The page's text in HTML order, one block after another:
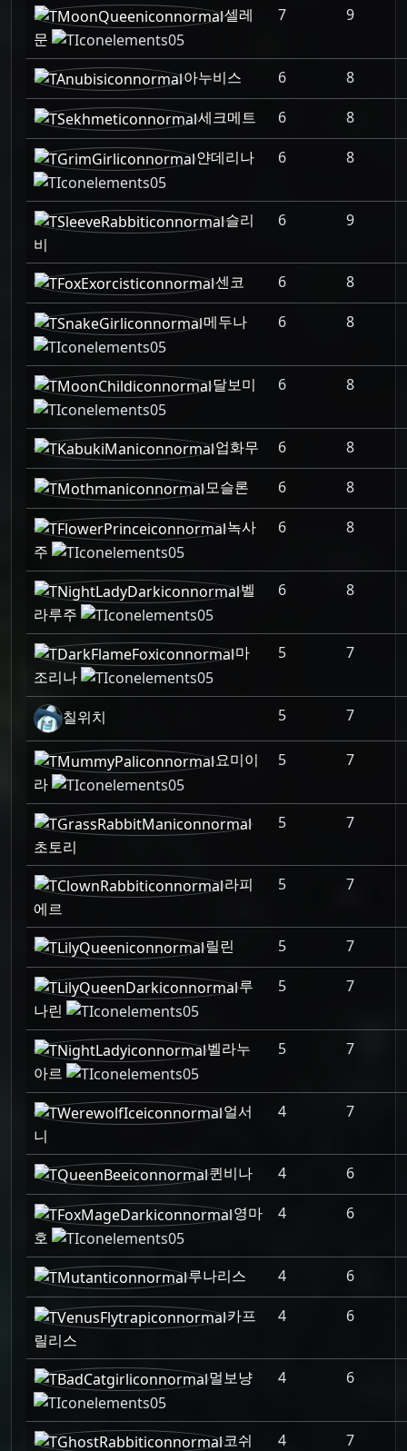
셀레
문
7 9
아누비스 6
8
세크메트
6
8
얀데리나
6 8
슬리
비
6 9
센코 6
8
메두나
6 8
달보미 6 8
업화무 6
8
모슬론
6
8
녹사
주
6 8
벨
라루주
6 8
마
조리나
5 7
칠위치 5 7
요미이
라
5 7
초토리
5 7
라피
에르
5 7
릴린 5
7
루
나린
5 7
벨라누
아르
5 7
얼서
니
4 7
퀸비나 4
6
영마
호
4 6
루나리스 4
6
카프
릴리스
4 6
멀보냥 4 6
코쉬
4 7